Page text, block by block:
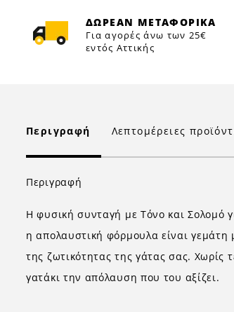
ΔΩΡΕΑΝ ΜΕΤΑΦΟΡΙΚΑ
Για αγορές άνω των 25€
εντός Αττικής
Περιγραφή Λεπτομέρειες
Περιγραφή
Η φυσική συνταγή με Τόνο και Σολομό
η απολαυστική φόρμουλα είναι γεμάτη
της ζωτικότητας της γάτας σας. Χωρίς
γατάκι την απόλαυση που του αξίζει.